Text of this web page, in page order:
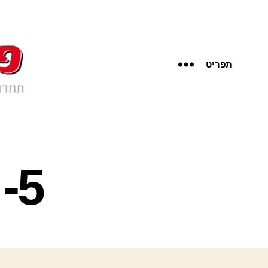
תפריט
5- אנשי זנב הסוס